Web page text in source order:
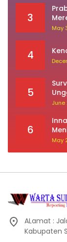
3
May
4
5
June
6
May
ALamat :
Kabupaten